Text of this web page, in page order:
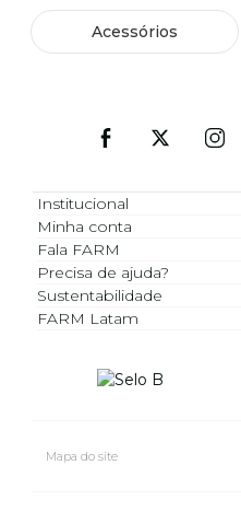
Acessórios
Institucional
Minha conta
Fala FARM
Precisa de ajuda?
Sustentabilidade
FARM Latam
Mapa do site